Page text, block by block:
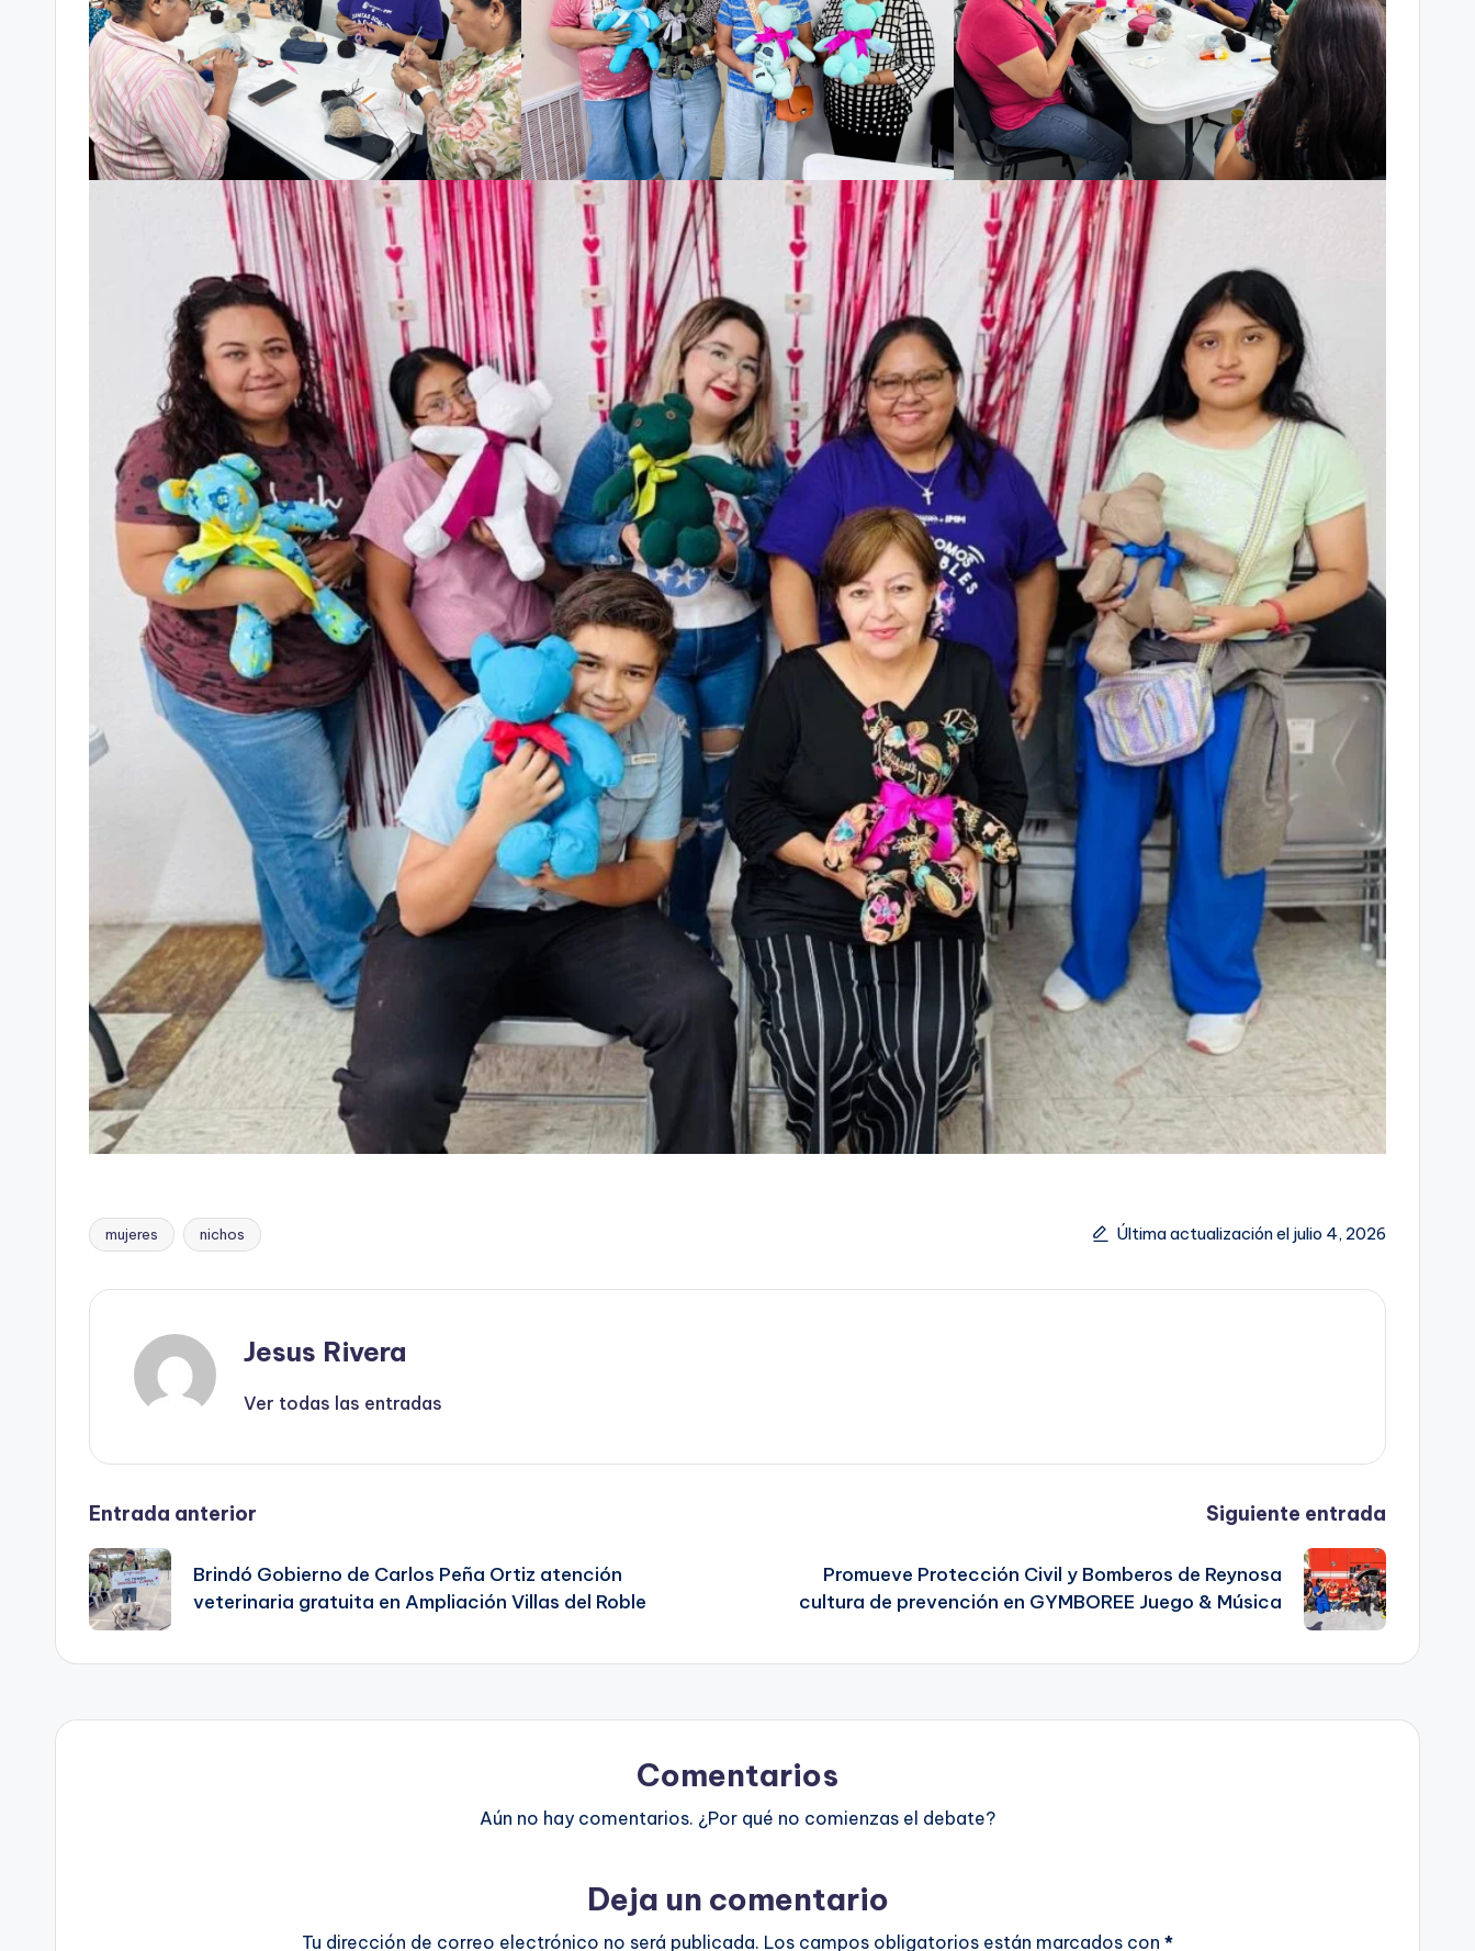
Etiquetas:
mujeres nichos Última actualización el julio 4, 2026
Jesus Rivera
Ver todas las entradas
Navegación
de
entradas
Entrada anterior
Brindó Gobierno de Carlos Peña Ortiz atención
veterinaria gratuita en Ampliación Villas del Roble
Siguiente entrada
Promueve Protección Civil y Bomberos de Reynosa
cultura de prevención en GYMBOREE Juego & Música
Comentarios
Aún no hay comentarios. ¿Por qué no comienzas el debate?
Deja un comentario
Tu dirección de correo electrónico no será publicada. Los campos obligatorios están marcados con *